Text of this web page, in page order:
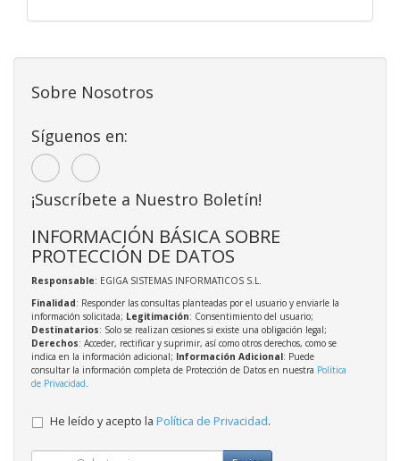
Sobre Nosotros
Síguenos en:
¡Suscríbete a Nuestro Boletín!
INFORMACIÓN BÁSICA SOBRE
PROTECCIÓN DE DATOS
Responsable: EGIGA SISTEMAS INFORMATICOS S.L.
Finalidad: Responder las consultas planteadas por el usuario y enviarle la
información solicitada; Legitimación: Consentimiento del usuario;
Destinatarios: Solo se realizan cesiones si existe una obligación legal;
Derechos: Acceder, rectificar y suprimir, así como otros derechos, como se
indica en la información adicional; Información Adicional: Puede
consultar la información completa de Protección de Datos en nuestra Política
de Privacidad
He leído y acepto la Política de Privacidad.